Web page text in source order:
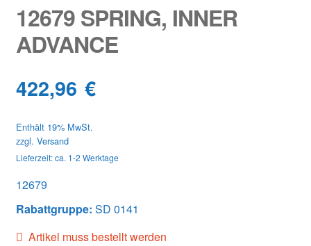
SALE
Classic Parts
12679 SPRING, INNER
ADVANCE
422,96 €
Enthält 19% MwSt.
zzgl. Versand
Lieferzeit: ca. 1-2 Werktage
12679
Rabattgruppe: SD 0141
Artikel muss bestellt werden